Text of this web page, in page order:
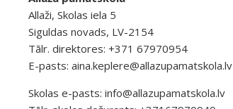
Allaži, Skolas iela 5
Siguldas novads, LV-2154
Tālr. direktores: +371 67970954
E-pasts: aina.keplere@allazupamatskola.lv
Skolas e-pasts: info@allazupamatskola.lv